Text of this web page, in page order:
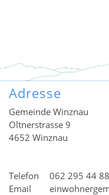
Adresse
Gemeinde Winznau
Oltnerstrasse 9
4652 Winznau
Telefon
062 295 44 88
Email